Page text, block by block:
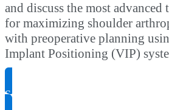
and discuss the most advanced
for maximizing shoulder
with preoperative planning
Implant Positioning (VIP)
Solicitar información del producto